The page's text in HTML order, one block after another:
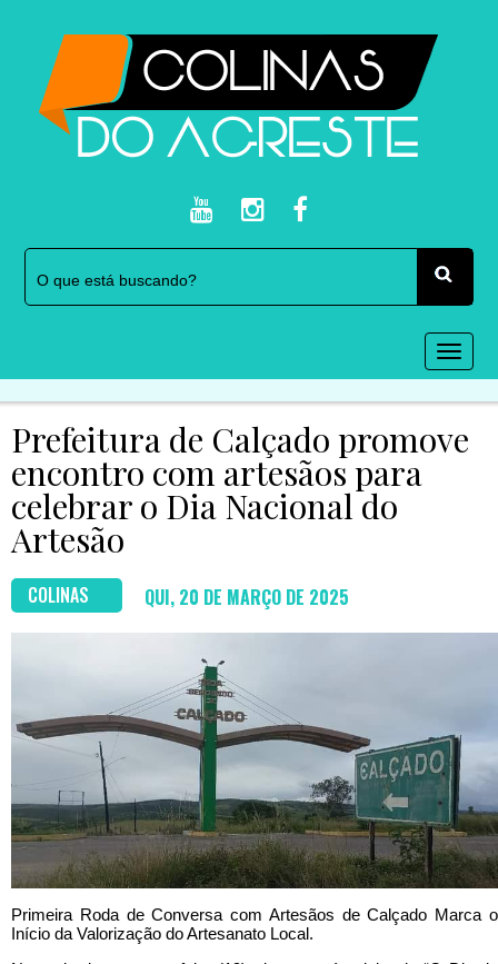
Prefeitura de Calçado promove
encontro com artesãos para
celebrar o Dia Nacional do
Artesão
COLINAS QUI, 20 DE MARÇO DE 2025
Primeira Roda de Conversa com Artesãos de Calçado Marca o
Início da Valorização do Artesanato Local.